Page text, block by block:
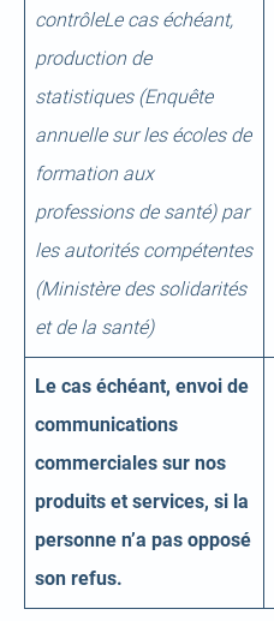
contrôleLe cas échéant,
production de
statistiques (Enquête
annuelle sur les écoles de
formation aux
professions de santé) par
les autorités compétentes
(Ministère des solidarités
et de la santé)
Le cas échéant, envoi de
communications
commerciales sur nos
produits et services, si la
personne n’a pas opposé
son refus.